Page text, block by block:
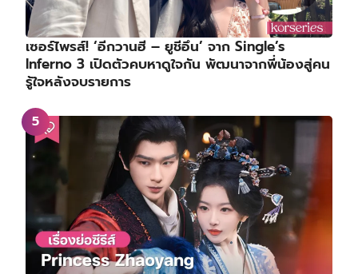
เซอร์ไพรส์! ‘อีกวานฮี – ยูชีอึน’ จาก Single’s
Inferno 3 เปิดตัวคบหาดูใจกัน พัฒนาจากพี่น้องสู่คน
รู้ใจหลังจบรายการ